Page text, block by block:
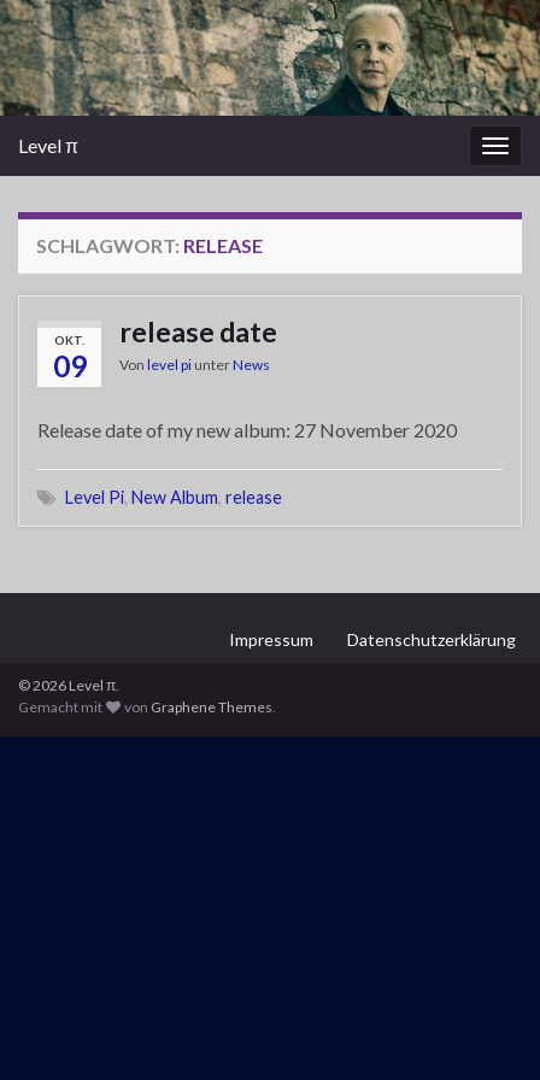
Level π
SCHLAGWORT: RELEASE
OKT.
09
release date
Von level pi unterNews
Release date of my new album: 27 November 2020
Level Pi, New Album, release
Impressum Datenschutzerklärung
© 2026 Level π.
Gemacht mit
von Graphene Themes